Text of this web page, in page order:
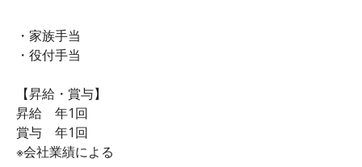
・家族手当
・役付手当
【昇給・賞与】
昇給 年1回
賞与 年1回
※会社業績による